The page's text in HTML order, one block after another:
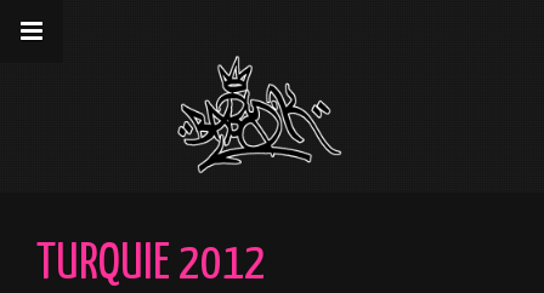
__gaTracker('send','pageview');
TURQUIE 2012